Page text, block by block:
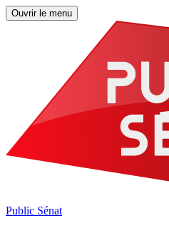
Ouvrir le menu
Public Sénat